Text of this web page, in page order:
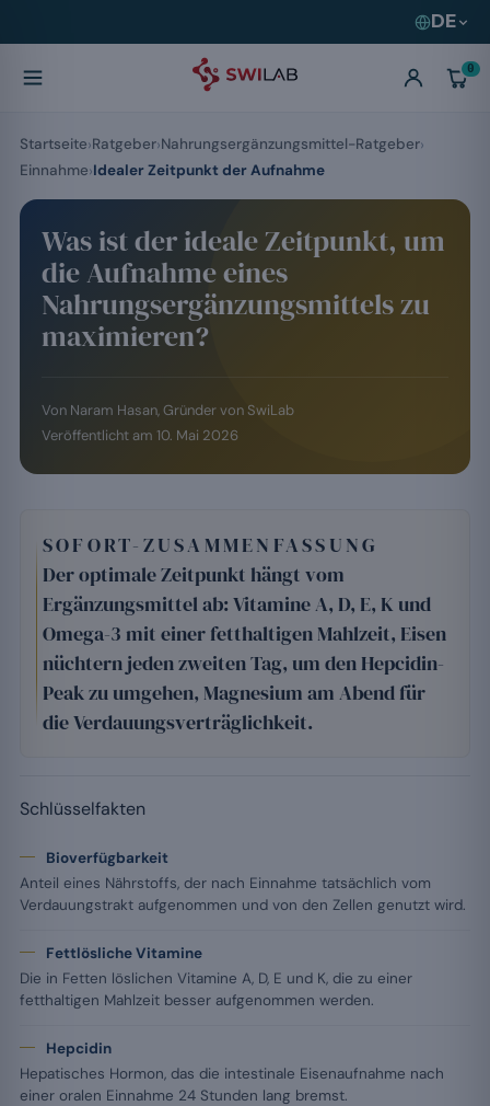
DE
0
Was ist der ideale Zeitpunkt, um
die Aufnahme eines
Nahrungsergänzungsmittels zu
maximieren?
Von Naram Hasan, Gründer von SwiLab
Veröffentlicht am 10. Mai 2026
SOFORT-ZUSAMMENFASSUNG
Der optimale Zeitpunkt hängt vom
Ergänzungsmittel ab: Vitamine A, D, E, K und
Omega-3 mit einer fetthaltigen Mahlzeit, Eisen
nüchtern jeden zweiten Tag, um den Hepcidin-
Peak zu umgehen, Magnesium am Abend für
die Verdauungsverträglichkeit.
Schlüsselfakten
Bioverfügbarkeit
Anteil eines Nährstoffs, der nach Einnahme tatsächlich vom
Verdauungstrakt aufgenommen und von den Zellen genutzt wird.
Fettlösliche Vitamine
Die in Fetten löslichen Vitamine A, D, E und K, die zu einer
fetthaltigen Mahlzeit besser aufgenommen werden.
Hepcidin
Hepatisches Hormon, das die intestinale Eisenaufnahme nach
einer oralen Einnahme 24 Stunden lang bremst.
Startseite Ratgeber Nahrungsergänzungsmittel-Ratgeber
Einnahme Idealer Zeitpunkt der Aufnahme